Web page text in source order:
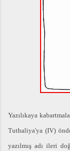
Yazılıkaya
Tuthaliya'ya (IV)
yazılmış adı ileri